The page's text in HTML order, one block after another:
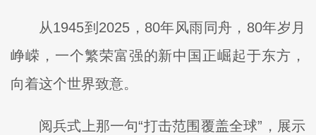
从1945到2025，80年风雨同舟，80年岁月
峥嵘，一个繁荣富强的新中国正崛起于东方，
向着这个世界致意。
阅兵式上那一句“打击范围覆盖全球”，展示